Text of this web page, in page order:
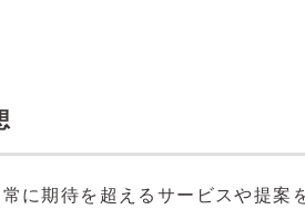
に期待を超えるサービスや提